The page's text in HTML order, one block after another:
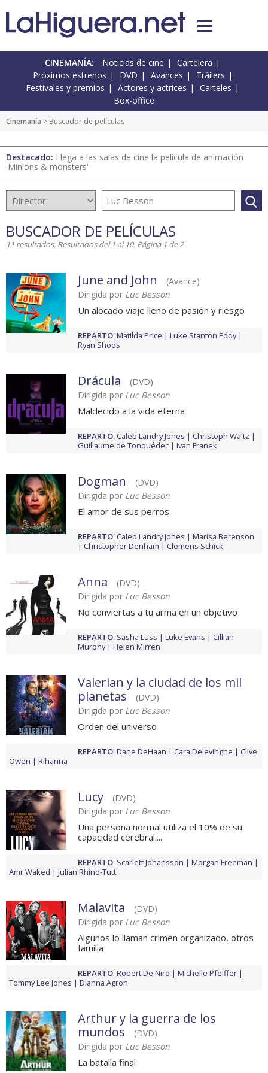
CINEMANÍA: Noticias de cine
Cartelera
Próximos estrenos
DVD Avances
Tráilers
Festivales y premios
Actores y actrices
Carteles
Box-office
Cinemanía > Buscador de películas
Destacado: Llega a las salas de cine la película de animación
'Minions & monsters'
BUSCADOR DE PELÍCULAS
11 resultados. Resultados del 1 al 10. Página 1 de 2
June and John
(Avance)
Dirigida por Luc Besson
Un alocado viaje lleno de pasión y riesgo
REPARTO: Matilda Price
Luke Stanton Eddy
Ryan Shoos
Drácula
(DVD)
Dirigida por Luc Besson
Maldecido a la vida eterna
REPARTO: Caleb Landry Jones
Christoph Waltz
Guillaume de Tonquédec
Ivan Franek
Dogman
(DVD)
Dirigida por Luc Besson
El amor de sus perros
REPARTO: Caleb Landry Jones
Marisa Berenson
Christopher Denham
Clemens Schick
Anna
(DVD)
Dirigida por Luc Besson
No conviertas a tu arma en un objetivo
REPARTO: Sasha Luss Luke Evans
Cillian
Murphy
Helen Mirren
Valerian y la ciudad de los mil
planetas
(DVD)
Dirigida por Luc Besson
Orden del universo
REPARTO: Dane DeHaan Cara Delevingne
Clive
Owen
Rihanna
Lucy
(DVD)
Dirigida por Luc Besson
Una persona normal utiliza el 10% de su
capacidad cerebral....
REPARTO: Scarlett Johansson
Morgan Freeman
Amr Waked
Julian Rhind-Tutt
Malavita
(DVD)
Dirigida por Luc Besson
Algunos lo llaman crimen organizado, otros
familia
REPARTO: Robert De Niro
Michelle Pfeiffer
Tommy Lee Jones
Dianna Agron
Arthur y la guerra de los
mundos
(DVD)
Dirigida por Luc Besson
La batalla final